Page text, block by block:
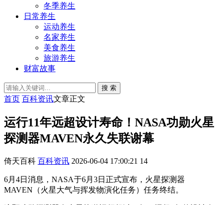
冬季养生
日常养生
运动养生
名家养生
美食养生
旅游养生
财富故事
搜 索
首页 百科资讯文章正文
运行11年远超设计寿命！NASA功勋火星
探测器MAVEN永久失联谢幕
倚天百科 百科资讯 2026-06-04 17:00:21 14
6月4日消息，NASA于6月3日正式宣布，火星探测器
MAVEN（火星大气与挥发物演化任务）任务终结。